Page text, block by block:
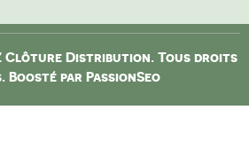
Clôture Distribution. Tous droits
Boosté par PassionSeo